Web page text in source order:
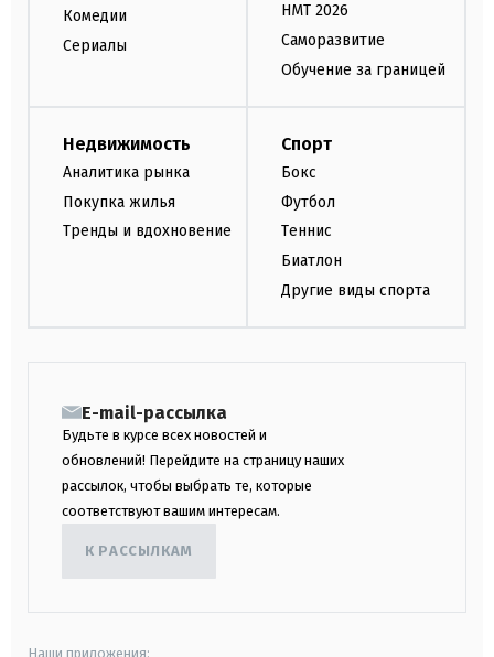
Комедии
Сериалы
НМТ 2026
Саморазвитие
Обучение за границей
Недвижимость
Аналитика рынка
Покупка жилья
Тренды и вдохновение
Спорт
Бокс
Футбол
Теннис
Биатлон
Другие виды спорта
E-mail-рассылка
Будьте в курсе всех новостей и
обновлений! Перейдите на страницу наших
рассылок, чтобы выбрать те, которые
соответствуют вашим интересам.
К РАССЫЛКАМ
Наши приложения: